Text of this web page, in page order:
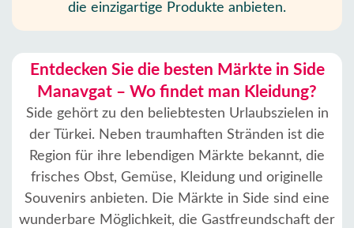
die einzigartige Produkte anbieten.
Entdecken Sie die besten Märkte in Side
Manavgat – Wo findet man Kleidung?
Side gehört zu den beliebtesten Urlaubszielen in
der Türkei. Neben traumhaften Stränden ist die
Region für ihre lebendigen Märkte bekannt, die
frisches Obst, Gemüse, Kleidung und originelle
Souvenirs anbieten. Die Märkte in Side sind eine
wunderbare Möglichkeit, die Gastfreundschaft der